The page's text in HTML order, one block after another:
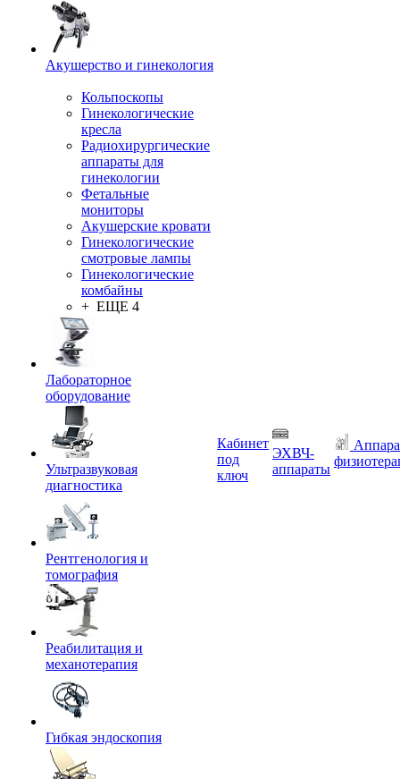
Акушерство и гинекология
Кольпоскопы
Гинекологические
кресла
Радиохирургические
аппараты для
гинекологии
Фетальные
мониторы
Акушерские кровати
Гинекологические
смотровые лампы
Гинекологические
комбайны
+ ЕЩЕ 4
Лабораторное
оборудование
Ультразвуковая
диагностика
Рентгенология и
томография
Реабилитация и
механотерапия
Гибкая эндоскопия
Кабинет
под
ключ
ЭХВЧ-
аппараты